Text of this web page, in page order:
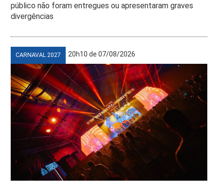
público não foram entregues ou apresentaram graves
divergências
CARNAVAL 2027 20h10 de 07/08/2026